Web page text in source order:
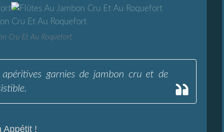
Cru Et Au Roquefort
garnies de jambon cru et de
Appétit !